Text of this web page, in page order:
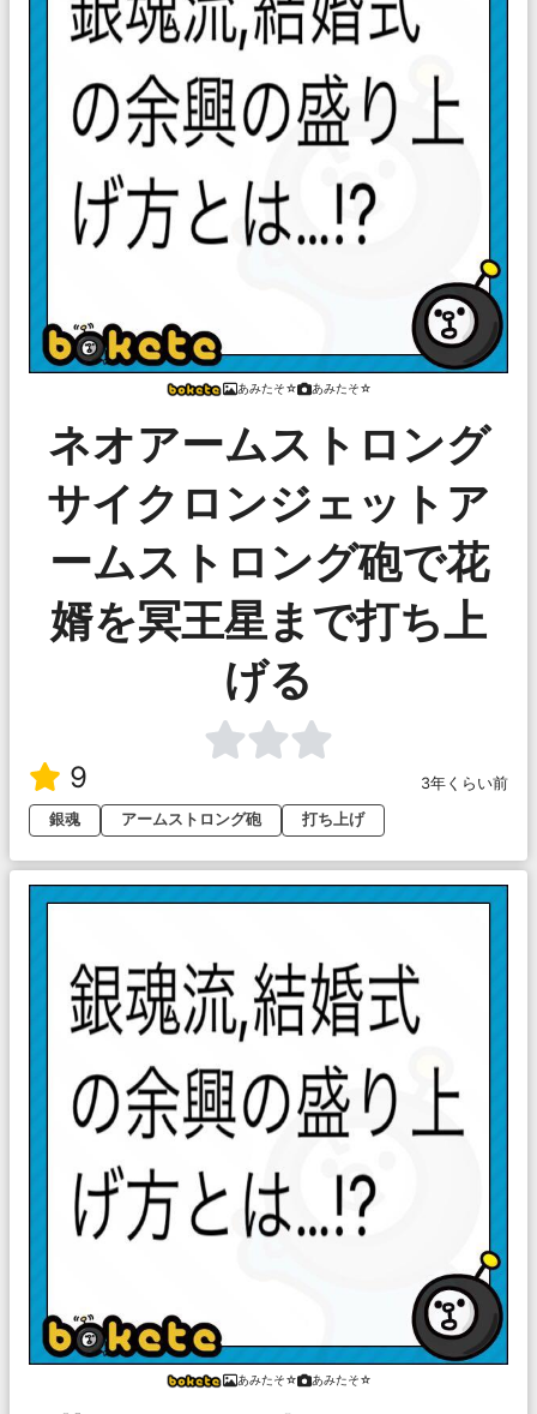
あみたそ☆ あみたそ☆
ネオアームストロング
サイクロンジェットア
ームストロング砲で花
婿を冥王星まで打ち上
げる
9
3年くらい前
銀魂
アームストロング砲 打ち上げ
あみたそ☆ あみたそ☆